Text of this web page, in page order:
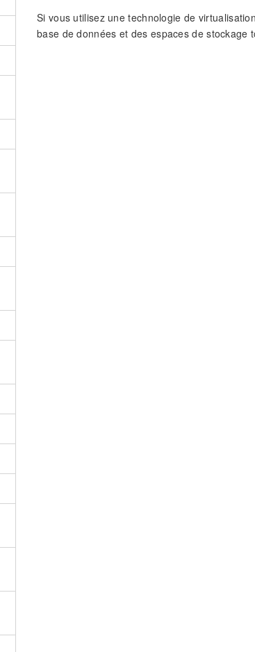
Si vous utilisez une technologie de
base de données et des espaces de stockage